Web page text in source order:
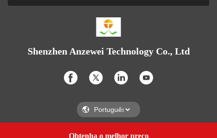
Obtenha o melhor preço
Shenzhen Anzewei Technology Co., Ltd